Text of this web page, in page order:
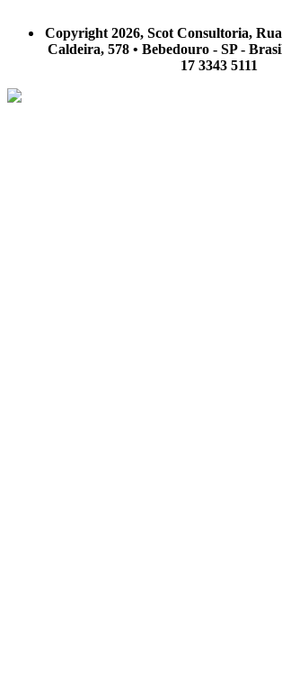
Copyright 2026, Scot Consultoria,
Caldeira, 578 • Bebedouro - SP -
17 3343 5111